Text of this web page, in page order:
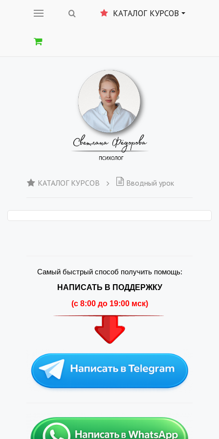
КАТАЛОГ КУРСОВ
КАТАЛОГ КУРСОВ Вводный урок
Самый быстрый способ получить помощь:
НАПИСАТЬ В ПОДДЕРЖКУ
(c 8:00 до 19:00 мск)